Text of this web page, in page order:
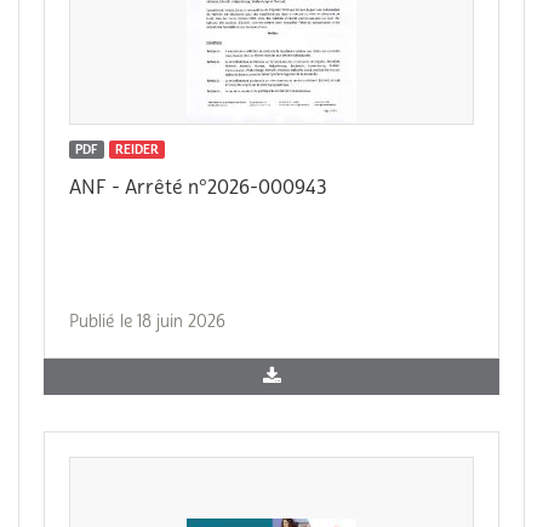
PDF REIDER
ANF - Arrêté n°2026-000943
Publié le 18 juin 2026